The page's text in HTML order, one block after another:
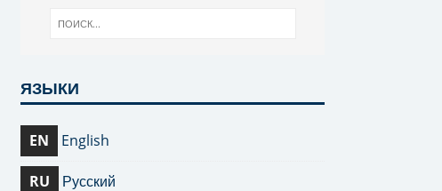
ЯЗЫКИ
EN English
RU Русский